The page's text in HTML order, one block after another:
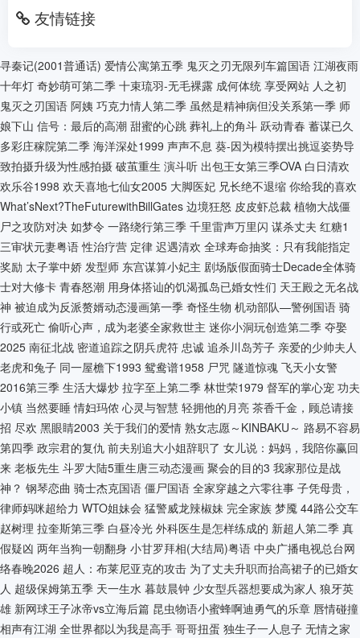
友情链接
寻秦记(2001普通话) 爱情公寓第五季 鬼灭之刃无限列车篇国语 江湖夜雨
十年灯 奇妙萌可第二季 十束琉羽-无毛裸露 成何体统 享受网站 人之初
鬼灭之刃国语 阿姨 巧克力情人第二季 虽然是精神病但没关系第一季 师
娘下山 信号：最后的高潮 甜蜜的心跳 葬礼上的角斗 跃动青春 蓄谋已久
多彩庄稼院第二季 海洋深处1999 声声不息 葵-因为模特摆出挑逗姿势导
致拍摄升级为性感拍摄 破茧重生 演斗听 出包王女第三季OVA 白日清欢
欢乐谷1998 欢天喜地七仙女2005 大脚医妃 兄长绝不退缩 你给我的喜欢
What’sNext?TheFuturewithBillGates 边境狂怒 皮皮虾总裁 植物大战僵
尸之攻防对决 如梦令 一路绕行第三季 千里雷声万里闪 谋杀丈夫 红糖1
三审状元妻粤语 性治疗营 定律 迟遇清欢 全球寿命抽奖：只有我能指定
奖励 太子掌中娇 发型师 东宫谋算小妃主 剧场版假面骑士Decade全体骑
士对大修卡 青春怒潮 用身体搭讪的饥渴孤岛已婚女性们 天王殿之无名战
神 被迫成为反派赘婿动态漫画第一季 奇怪生物 机动部队—警例国语 骑
行或死亡 偷听心声，成为老婆全家救世主 迷你小洞玩创造第二季 夺娶
2025 南征北战 密道追踪之阴兵虎符 忠诚 追杀川岛芳子 亲爱的少帅夫人
老虎和兔子 同一屋檐下1993 鸳鸯谱1958 尸咒 隧道惊魂 飞天小女警
2016第三季 生活大爆炒 拉字至上第二季 林世荣1979 督军的掌心宠 功夫
小镇 当然要睡 情妇玛侬 心灵与智慧 轻拥他的月亮 茶香千金，顾总请接
招 尽欢 黑眼睛2003 关于我们的爱情 熟女志愿～KINBAKU～ 路易不容易
第四季 政宗君的复仇 前夫别追大小姐辞职了 女儿说：妈妈，我陪你赢回
来 老板先生 斗罗大陆5重生唐三动态漫画 聚会的目的3 我家那位是战
神？ 钢琴恋曲 骑士杰克国语 僵尸国语 全家穿越之六零往事 子凭母贵，
律师妈咪超给力 WTO姐妹会 猛警威龙辣椒妹 完全家族 梦魇 44路公交车
赵树理 拉奎斯第三季 白昼冷光 外科医生是怎样练成的 新超人第二季 真
假疑凶 两年当狗一朝翻身 小甘罗拜相(大结局)粤语 中央广播电视总台网
络春晚2026 超人：布莱尼亚克的攻击 为了丈夫升职而抬高裙子的已婚女
人 超级保姆第五季 天一生水 暮鼓晨钟 少女型兵器想要成为家人 狼牙英
雄 新网球王子冰帝vs立海后篇 昆虫物语小蜜蜂啊迪勇气的乐章 唇情碰撞
相声有江湖 全世界都以为我是高手 哥哥扭蛋 独生子一人息子 无情之家